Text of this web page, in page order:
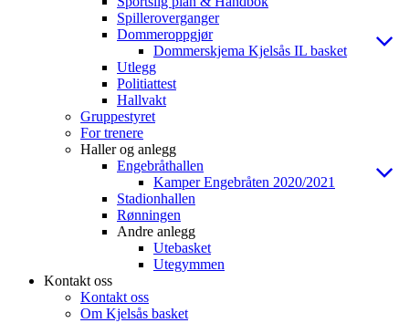
Spilleroverganger
Dommeroppgjør
Dommerskjema Kjelsås IL basket
Utlegg
Politiattest
Hallvakt
Gruppestyret
For trenere
Haller og anlegg
Engebråthallen
Kamper Engebråten 2020/2021
Stadionhallen
Rønningen
Andre anlegg
Utebasket
Utegymmen
Kontakt oss
Kontakt oss
Om Kjelsås basket